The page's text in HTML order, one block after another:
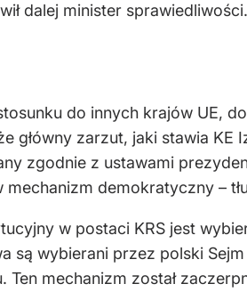
dalej minister sprawiedliwości.
do innych krajów UE,
zarzut, jaki stawia KE
zgodnie z ustawami
demokratyczny –
w postaci KRS jest
są wybierani przez polski
mechanizm został